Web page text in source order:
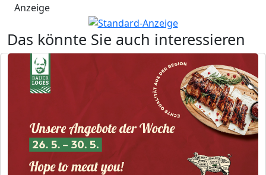
Anzeige
Das könnte Sie auch interessieren